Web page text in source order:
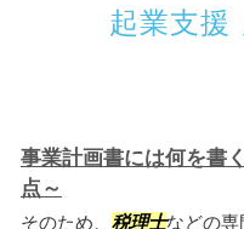
起業支援
事業計画書には何を書
点～
そのため、 税理士などの専